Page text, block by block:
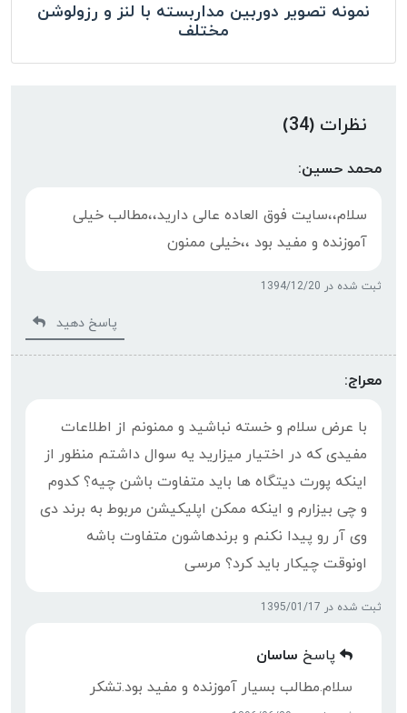
نمونه تصویر دوربین مداربسته با لنز و رزولوشن
مختلف
نظرات (34)
محمد حسین:
سلام،،سایت فوق العاده عالی دارید،،مطالب خیلی
آموزنده و مفید بود ،،خیلی ممنون
ثبت شده در 1394/12/20
پاسخ دهید
معراج:
با عرض سلام و خسته نباشید و ممنونم از اطلاعات
مفیدی که در اختیار میزارید یه سوال داشتم منظور از
اینکه پورت دیتگاه ها باید متفاوت باشن چیه؟ کدوم
و چی بیزارم و اینکه ممکن اپلیکیشن مربوط به برند دی
وی آر رو پیدا نکنم و برندهاشون متفاوت باشه
اونوقت چیکار باید کرد؟ مرسی
ثبت شده در 1395/01/17
پاسخ ساسان
سلام.مطالب بسیار آموزنده و مفید بود.تشکر